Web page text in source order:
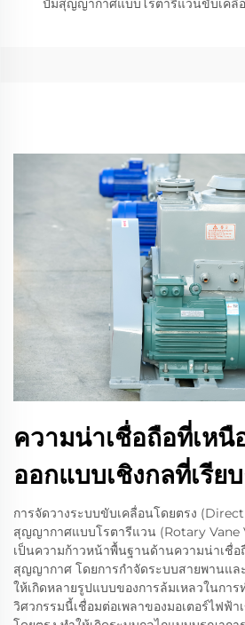
ปั๊มสุญญากาศแบบโรตารีแวนขับเคลื่
ความน่าเชื่อถือที่เหนื
ออกแบบเชิงกลที่เรีย
การจัดวางระบบขับเคลื่อนโดยตรง
สุญญากาศแบบโรตารีแวน (Rotary Vane
เป็นความก้าวหน้าพื้นฐานด้านความน่าเชื่อ
สุญญากาศ โดยการกำจัดระบบสายพานแล
ให้เกิดหลายรูปแบบของการล้มเหลวในกา
วิศวกรรมนี้เชื่อมต่อเพลาของมอเตอร์ไฟฟ้า